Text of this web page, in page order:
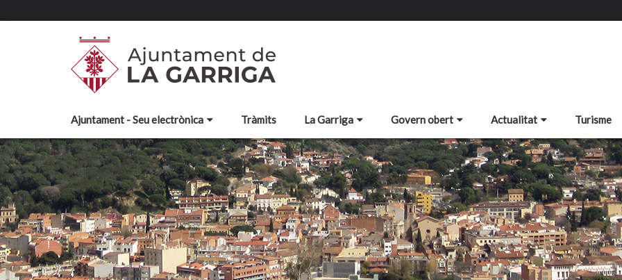
Ajuntament - Seu electrònica Tràmits La Garriga Govern obert Actualitat Turisme